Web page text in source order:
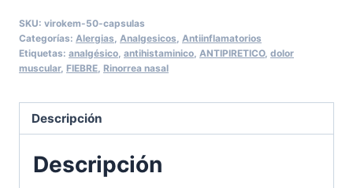
cantidad
SKU: virokem-50-capsulas
Categorías: Alergias Analgesicos Antiinflamatorios
Etiquetas: analgésico antihistaminico ANTIPIRETICO, dolor
muscular, FIEBRE Rinorrea nasal
Descripción
Descripción